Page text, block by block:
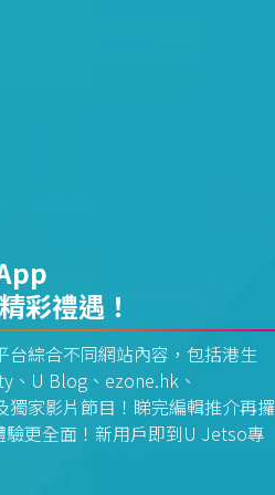
彩禮遇！
綜合不同網站內容，包括港生
、U Blog、ezone.hk、
獨家影片節目！睇完編輯推介再攞
更全面！新用戶即到U Jetso專